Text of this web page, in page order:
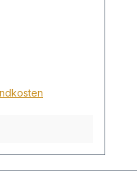
für Sperrgut in
der